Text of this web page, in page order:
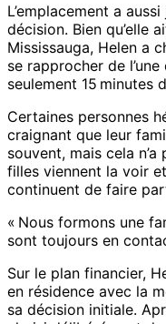
L’emplacement a
décision. Bien qu’elle
Mississauga, Helen a
se rapprocher de
seulement 15 minutes
Certaines personnes
craignant que leur
souvent, mais cela
filles viennent la voir
continuent de faire
« Nous formons une
sont toujours en
Sur le plan financier,
en résidence avec la
sa décision initiale.